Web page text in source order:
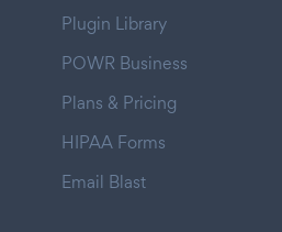
Plugin Library
POWR Business
Plans & Pricing
HIPAA Forms
Email Blast